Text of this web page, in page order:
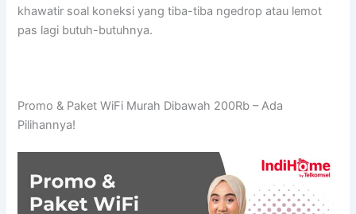
khawatir soal koneksi yang tiba-tiba ngedrop atau lemot
pas lagi butuh-butuhnya.
Promo & Paket WiFi Murah Dibawah 200Rb – Ada
Pilihannya!